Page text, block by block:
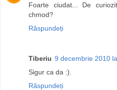
Foarte ciudat... De
chmod?
Răspundeți
Tiberiu 9 decembrie 2010
Sigur ca da :).
Răspundeți